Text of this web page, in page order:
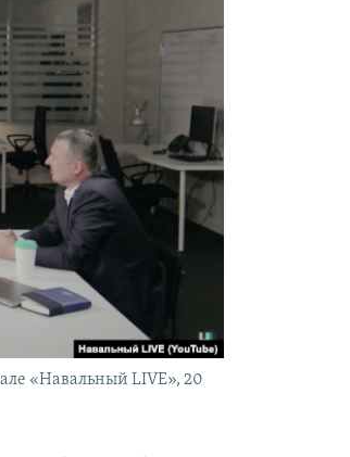
«Навальный LIVE», 20